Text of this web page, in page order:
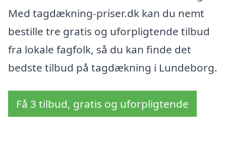
Med tagdækning-priser.dk kan du nemt
bestille tre gratis og uforpligtende tilbud
fra lokale fagfolk, så du kan finde det
bedste tilbud på tagdækning i Lundeborg.
Få 3 tilbud, gratis og uforpligtende